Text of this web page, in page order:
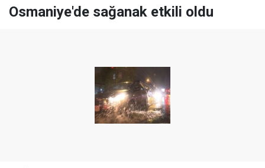
Osmaniye'de sağanak etkili oldu